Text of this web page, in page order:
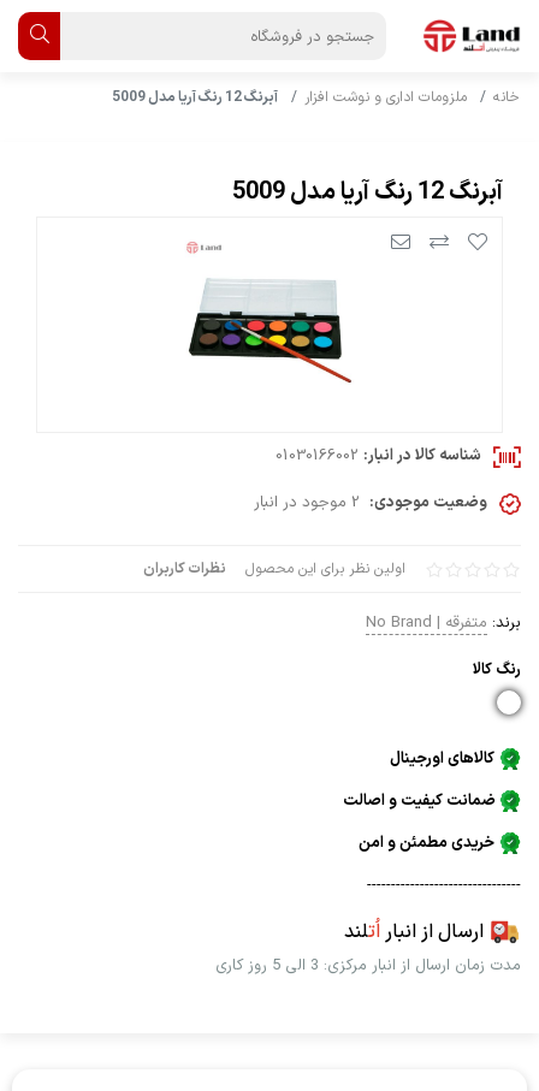
خانه ملزومات اداری و نوشت افزار آبرنگ 12 رنگ آریا مدل 5009
آبرنگ 12 رنگ آریا مدل 5009
اولین نظر برای این محصول نظرات کاربران
برند: متفرقه | No Brand
رنگ كالا
کالاهای اورجینال
ضمانت کیفیت و اصالت
خریدی مطمئن و امن
--------------------------------
ارسال از انباراُتلند
مدت زمان ارسال از انبار مرکزی: 3 الی 5 روز کاری
شناسه کالا در انبار: 01030166002
وضعیت موجودی: 2 موجود در انبار